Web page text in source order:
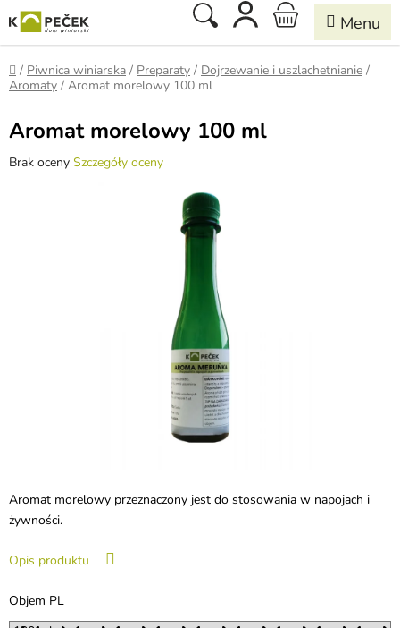
do
treści
Szukaj KOSZYK
Home
/ Piwnica winiarska / Preparaty / Dojrzewanie i uszlachetnianie /
Aromaty / Aromat morelowy 100 ml
Aromat morelowy przeznaczony jest do stosowania w napojach i
żywności.
Opis produktu
Objem PL
Aromat morelowy 100 ml
Średnia
Brak oceny Szczegóły oceny